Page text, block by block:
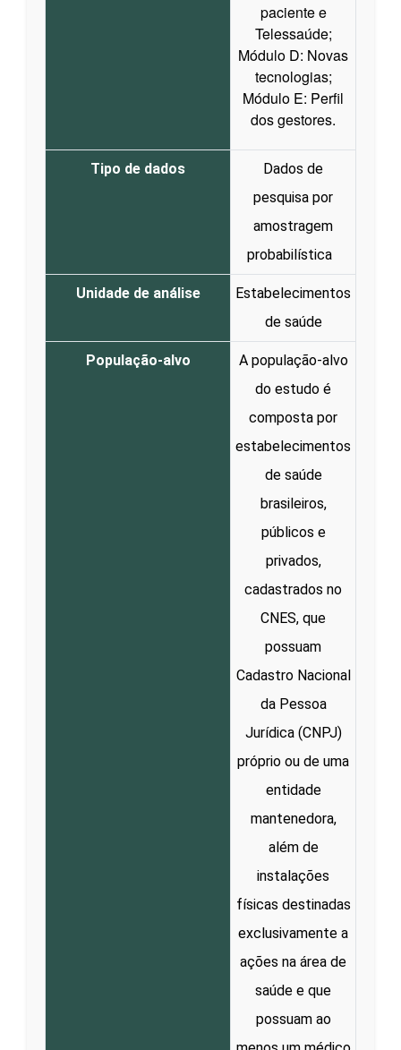
paciente e
Telessaúde;
Módulo D: Novas
tecnologias;
Módulo E: Perfil
dos gestores.
Tipo de dados
Dados de
pesquisa por
amostragem
probabilística
Unidade de análise
Estabelecimentos
de saúde
População-alvo
A população-alvo
do estudo é
composta por
estabelecimentos
de saúde
brasileiros,
públicos e
privados,
cadastrados no
CNES, que
possuam
Cadastro Nacional
da Pessoa
Jurídica (CNPJ)
próprio ou de uma
entidade
mantenedora,
além de
instalações
físicas destinadas
exclusivamente a
ações na área de
saúde e que
possuam ao